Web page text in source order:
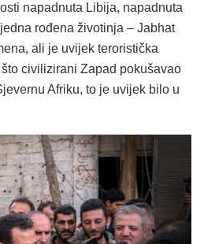
napadnuta Libija, napadnuta
rođena životinja – Jabhat
ali je uvijek teroristička
civilizirani Zapad pokušavao
Afriku, to je uvijek bilo u